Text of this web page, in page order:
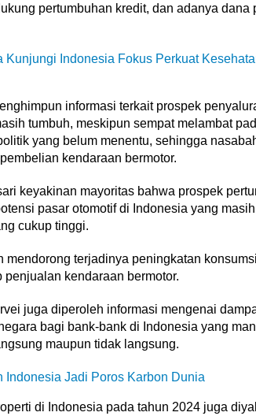
pertumbuhan kredit, dan adanya
Kunjungi Indonesia Fokus Perkuat
informasi terkait prospek
tumbuh, meskipun sempat melambat
yang belum menentu, sehingga
kendaraan bermotor.
keyakinan mayoritas bahwa prospek
pasar otomotif di Indonesia yang
cukup tinggi.
mendorong terjadinya peningkatan
penjualan kendaraan bermotor.
juga diperoleh informasi mengenai
bagi bank-bank di Indonesia yang
maupun tidak langsung.
Indonesia Jadi Poros Karbon Dunia
di Indonesia pada tahun 2024 juga